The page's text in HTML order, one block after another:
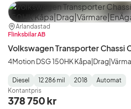
Plats:
Arlandastad
Återförsäljare:
Flinksbilar AB
Volkswagen Transporter Chassi
4Motion DSG 150HK
Fuel
Type:
Diesel
Mätarställning:
12 286 mil
Model
Year:
2018
Gearbox
Type:
Automat
Kontantpris
378 750 kr